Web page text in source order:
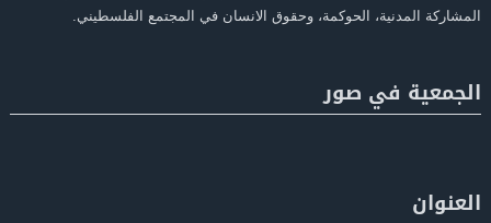
المشاركة المدنية، الحوكمة، وحقوق الانسان في المجتمع الفلسطيني.
الجمعية في صور
العنوان